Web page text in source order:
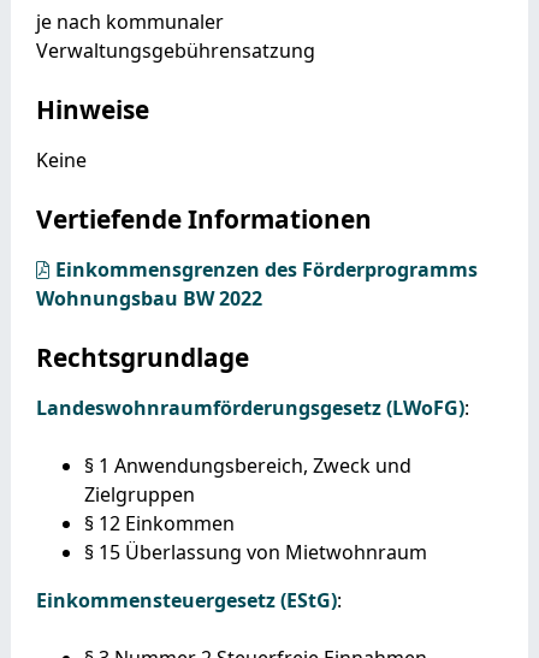
je nach kommunaler
Verwaltungsgebührensatzung
Hinweise
Keine
Vertiefende Informationen
Einkommensgrenzen des Förderprogramms
Wohnungsbau BW 2022
Rechtsgrundlage
Landeswohnraumförderungsgesetz (LWoFG):
§ 1 Anwendungsbereich, Zweck und
Zielgruppen
§ 12 Einkommen
§ 15 Überlassung von Mietwohnraum
Einkommensteuergesetz (EStG):